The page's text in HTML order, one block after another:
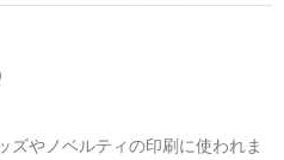
ズやノベルティの印刷に使われま